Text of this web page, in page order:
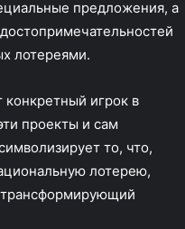
предложения, а
лотереями.
конкретный игрок в
проекты и сам
то, что,
лотерею,